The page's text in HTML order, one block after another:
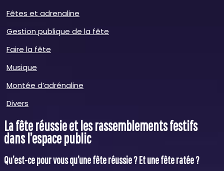
Fêtes et adrenaline
Gestion publique de la fête
Faire la fête
Musique
Montée d’adrénaline
Divers
La fête réussie et les rassemblements festifs
dans l’espace public
Qu’est-ce pour vous qu’une fête réussie ? Et une fête ratée ?